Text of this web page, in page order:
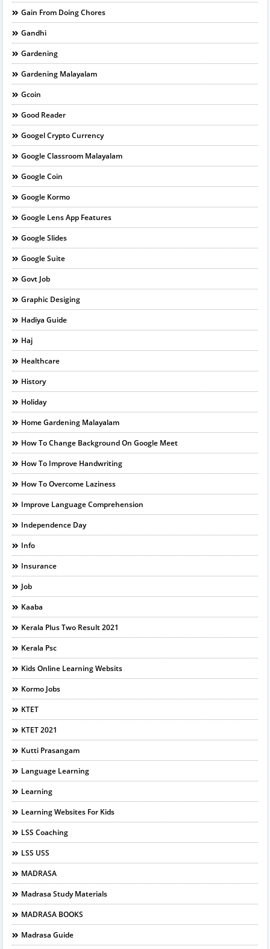
Gain From Doing Chores
Gandhi
Gardening
Gardening Malayalam
Gcoin
Good Reader
Googel Crypto Currency
Google Classroom Malayalam
Google Coin
Google Kormo
Google Lens App Features
Google Slides
Google Suite
Govt Job
Graphic Desiging
Hadiya Guide
Haj
Healthcare
History
Holiday
Home Gardening Malayalam
How To Change Background On Google Meet
How To Improve Handwriting
How To Overcome Laziness
Improve Language Comprehension
Independence Day
Info
Insurance
Job
Kaaba
Kerala Plus Two Result 2021
Kerala Psc
Kids Online Learning Websits
Kormo Jobs
KTET
KTET 2021
Kutti Prasangam
Language Learning
Learning
Learning Websites For Kids
LSS Coaching
LSS USS
MADRASA
Madrasa Study Materials
MADRASA BOOKS
Madrasa Guide